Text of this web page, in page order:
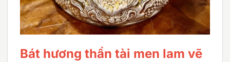
Bát hương thần tài men lam vẽ